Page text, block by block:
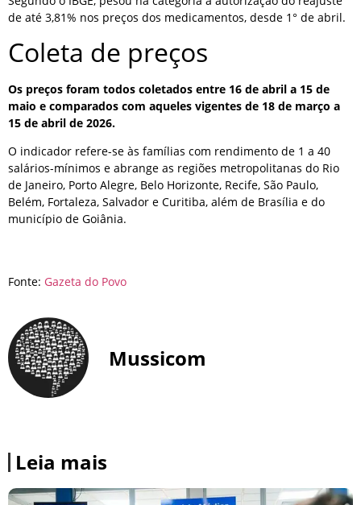
de até 3,81% nos preços dos medicamentos, desde 1° de abril.
Coleta de preços
Os preços foram todos coletados entre 16 de abril a 15 de
maio e comparados com aqueles vigentes de 18 de março a
15 de abril de 2026.
O indicador refere-se às famílias com rendimento de 1 a 40
salários-mínimos e abrange as regiões metropolitanas do Rio
de Janeiro, Porto Alegre, Belo Horizonte, Recife, São Paulo,
Belém, Fortaleza, Salvador e Curitiba, além de Brasília e do
município de Goiânia.
Fonte: Gazeta do Povo
Mussicom
Leia mais